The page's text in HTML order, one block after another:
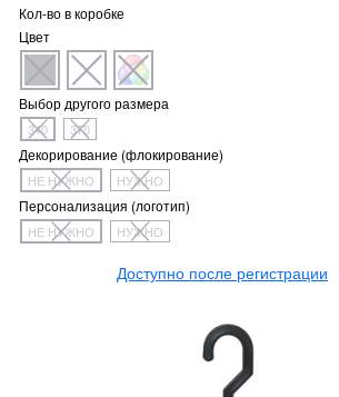
Кол-во в коробке
Цвет
Выбор другого размера
340 370
Декорирование (флокирование)
НЕ НУЖНО НУЖНО
Персонализация (логотип)
НЕ НУЖНО НУЖНО
Доступно после регистрации